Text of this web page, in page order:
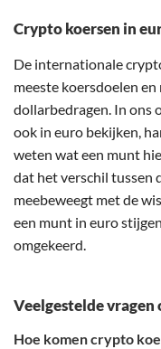
Crypto koersen in
De internationale
meeste koersdoelen
dollarbedragen. In ons
ook in euro bekijken,
weten wat een munt
dat het verschil tussen
meebeweegt met de
een munt in euro
omgekeerd.
Veelgestelde
Hoe komen crypto